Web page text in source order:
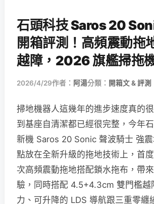
石頭科技 Saros 20
開箱評測！高頻震動
越障，2026 旗艦掃拖
2026/4/29作者： 阿湯分類： 開箱文 & 評測
掃地機器人這幾年的進步速度真的
到基座自清潔都已經很完整，今年
新機 Saros 20 Sonic 聲波騎士 強
點放在全新升級的拖地技術上，首
次高頻震動拖地搭配鎖水拖布，帶
驗，同時搭配 4.5+4.3cm 雙門檻越
力、可升降的 LDS 導航跟三重零纏